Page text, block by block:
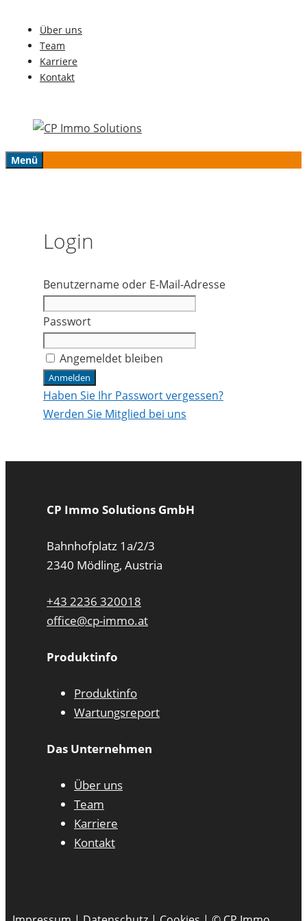
Inhalt
springen
Über uns
Team
Karriere
Kontakt
Menü
Login
Benutzername oder E-Mail-Adresse
Passwort
Angemeldet bleiben
Haben Sie Ihr Passwort vergessen?
Werden Sie Mitglied bei uns
CP Immo Solutions GmbH
Bahnhofplatz 1a/2/3
2340 Mödling, Austria
+43 2236 320018
office@cp-immo.at
Produktinfo
Produktinfo
Wartungsreport
Das Unternehmen
Über uns
Team
Karriere
Kontakt